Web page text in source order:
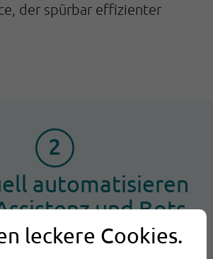
leckere Cookies.
der spürbar effizienter
automatisieren
und Bots
starten mit einem klar